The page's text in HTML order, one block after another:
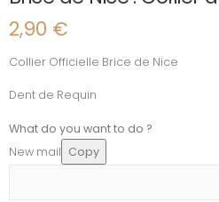
2,90 €
Collier Officielle Brice de Nice
Dent de Requin
What do you want to do ?
New mail Copy